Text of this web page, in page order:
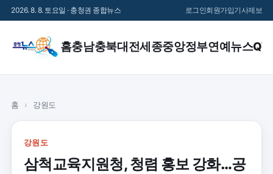
2026. 8. 8. 토요일 · 충청권 종합뉴스 로그인회원가입기사제보
홈충남충북대전세종중앙정부연예 뉴스
홈 › 강원도
강원도
삼척교육지원청, 청렴 홍보 강화…공